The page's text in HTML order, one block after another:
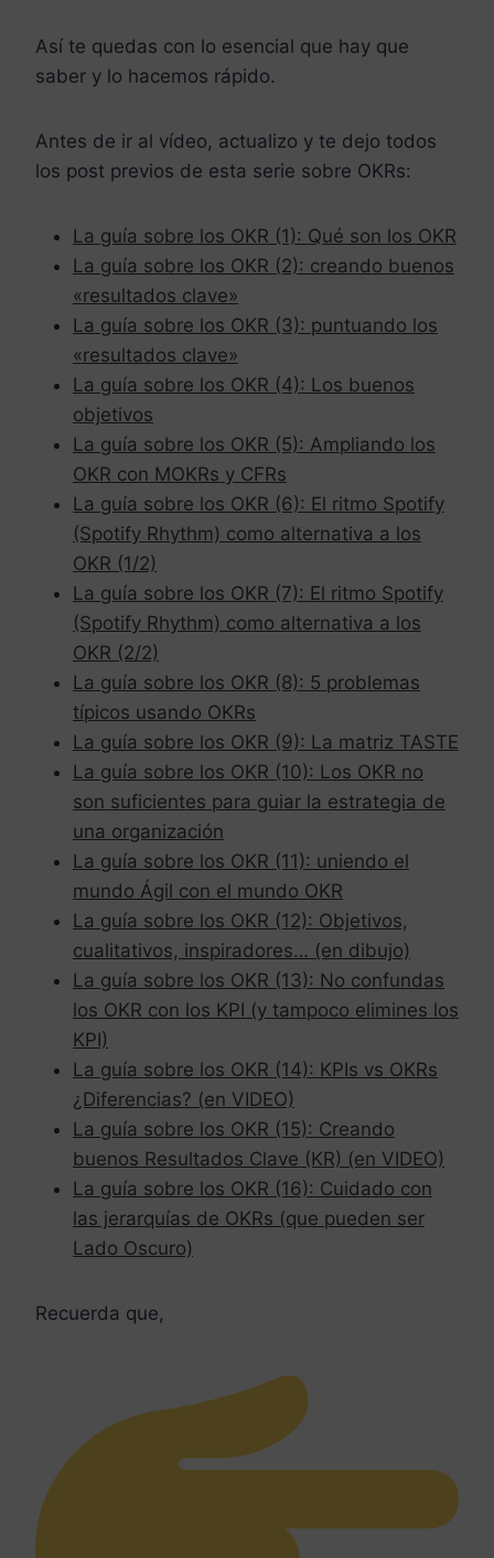
Así te quedas con lo esencial que hay que
saber y lo hacemos rápido.
Antes de ir al vídeo, actualizo y te dejo todos
los post previos de esta serie sobre OKRs:
La guía sobre los OKR (1): Qué son los OKR
La guía sobre los OKR (2): creando buenos
«resultados clave»
La guía sobre los OKR (3): puntuando los
«resultados clave»
La guía sobre los OKR (4): Los buenos
objetivos
La guía sobre los OKR (5): Ampliando los
OKR con MOKRs y CFRs
La guía sobre los OKR (6): El ritmo Spotify
(Spotify Rhythm) como alternativa a los
OKR (1/2)
La guía sobre los OKR (7): El ritmo Spotify
(Spotify Rhythm) como alternativa a los
OKR (2/2)
La guía sobre los OKR (8): 5 problemas
típicos usando OKRs
La guía sobre los OKR (9): La matriz TASTE
La guía sobre los OKR (10): Los OKR no
son suficientes para guiar la estrategia de
una organización
La guía sobre los OKR (11): uniendo el
mundo Ágil con el mundo OKR
La guía sobre los OKR (12): Objetivos,
cualitativos, inspiradores… (en dibujo)
La guía sobre los OKR (13): No confundas
los OKR con los KPI (y tampoco elimines los
KPI)
La guía sobre los OKR (14): KPIs vs OKRs
¿Diferencias? (en VIDEO)
La guía sobre los OKR (15): Creando
buenos Resultados Clave (KR) (en VIDEO)
La guía sobre los OKR (16): Cuidado con
las jerarquías de OKRs (que pueden ser
Lado Oscuro)
Recuerda que,